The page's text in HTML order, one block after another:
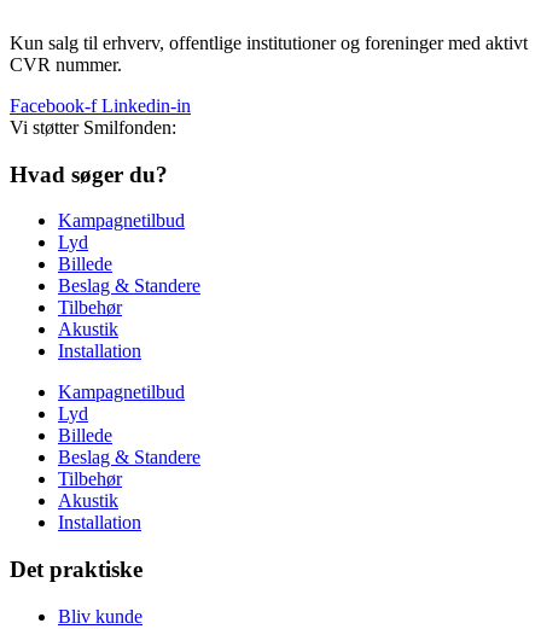
Kun salg til erhverv, offentlige institutioner og foreninger med aktivt
CVR nummer.
Facebook-f Linkedin-in
Vi støtter Smilfonden:
Hvad søger du?
Kampagnetilbud
Lyd
Billede
Beslag & Standere
Tilbehør
Akustik
Installation
Kampagnetilbud
Lyd
Billede
Beslag & Standere
Tilbehør
Akustik
Installation
Det praktiske
Bliv kunde